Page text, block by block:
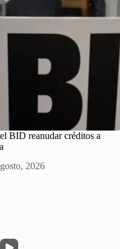
BID reanudar créditos a
2026